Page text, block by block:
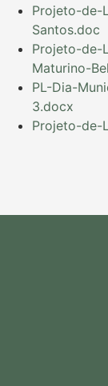
Projeto-de-
Santos.doc
Projeto-de-
Maturino-
PL-Dia-
3.docx
Projeto-de-